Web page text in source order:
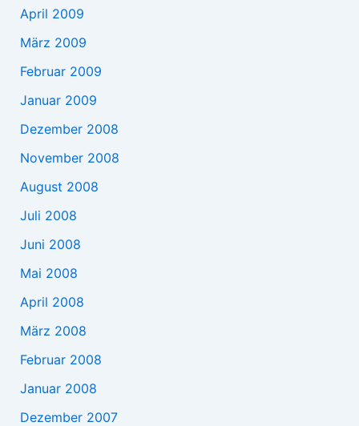
April 2009
März 2009
Februar 2009
Januar 2009
Dezember 2008
November 2008
August 2008
Juli 2008
Juni 2008
Mai 2008
April 2008
März 2008
Februar 2008
Januar 2008
Dezember 2007